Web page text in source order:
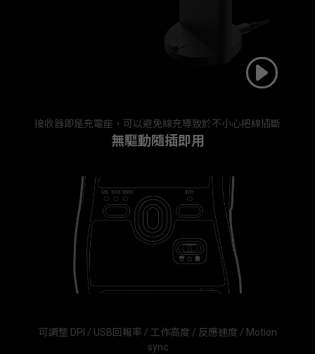
接收器即是充電座，可以避免線充導致於不小心把線插斷
無驅動隨插即用
可調整 DPI / USB回報率 / 工作高度 / 反應速度 / Motion
sync